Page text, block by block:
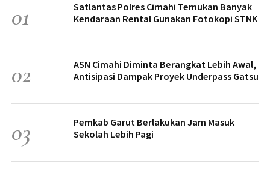
01
Satlantas Polres Cimahi Temukan Banyak
Kendaraan Rental Gunakan Fotokopi STNK
02
ASN Cimahi Diminta Berangkat Lebih Awal,
Antisipasi Dampak Proyek Underpass Gatsu
03
Pemkab Garut Berlakukan Jam Masuk
Sekolah Lebih Pagi